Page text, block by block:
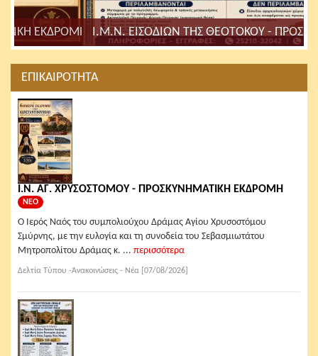
Ι.Μ.Ν. ΕΙΣΟΔΙΩΝ ΤΗΣ ΘΕΟΤΟΚΟΥ - ΠΡΟΣΚΥΝΗΜΑΤΙΚΗ
ΕΠΙΚΑΙΡΟΤΗΤΑ
Ι.Ν. ΑΓ. ΧΡΥΣΟΣΤΟΜΟΥ - ΠΡΟΣΚΥΝΗΜΑΤΙΚΗ ΕΚΔΡΟΜΗ
ΝΕΟ
Ο Ιερός Ναός του συμπολιούχου Δράμας Αγίου Χρυσοστόμου
Σμύρνης, με την ευλογία και τη συνοδεία του Σεβασμιωτάτου
Μητροπολίτου Δράμας κ. ... περισσότερα
Δελτία Τύπου -Ἀνακοινώσεις - Νέα [07/08/2026]